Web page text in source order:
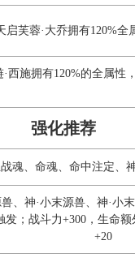
启芙蓉·大乔拥有120%
·西施拥有120%的全属性
强化推荐
魂、命魂、命中注定、
、神·小末源兽、神·小
；战斗力+300，生命
+20